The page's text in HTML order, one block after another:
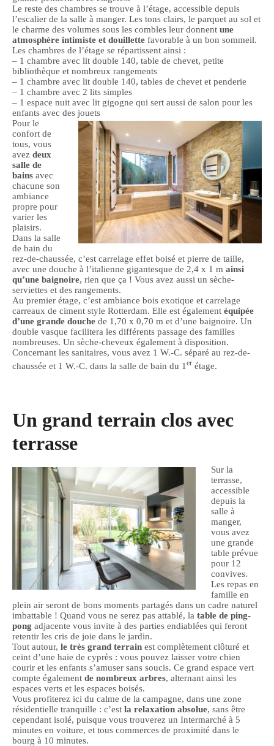
Le reste des chambres se trouve à l’étage, accessible depuis
l’escalier de la salle à manger. Les tons clairs, le parquet au sol et
le charme des volumes sous les combles leur donnent une
atmosphère intimiste et douillette favorable à un bon sommeil.
Les chambres de l’étage se répartissent ainsi :
– 1 chambre avec lit double 140, table de chevet, petite
bibliothèque et nombreux rangements
– 1 chambre avec lit double 140, tables de chevet et penderie
– 1 chambre avec 2 lits simples
– 1 espace nuit avec lit gigogne qui sert aussi de salon pour les
enfants avec des jouets
Pour le
confort de
tous, vous
avez deux
salle de
bains avec
chacune son
ambiance
propre pour
varier les
plaisirs.
Dans la salle
de bain du
rez-de-chaussée, c’est carrelage effet boisé et pierre de taille,
avec une douche à l’italienne gigantesque de 2,4 x 1 m ainsi
qu’une baignoire, rien que ça ! Vous avez aussi un sèche-
serviettes et des rangements.
Au premier étage, c’est ambiance bois exotique et carrelage
carreaux de ciment style Rotterdam. Elle est également équipée
d’une grande douche de 1,70 x 0,70 m et d’une baignoire. Un
double vasque facilitera les différents passage des familles
nombreuses. Un sèche-cheveux également à disposition.
Concernant les sanitaires, vous avez 1 W.-C. séparé au rez-de-
chaussée et 1 W.-C. dans la salle de bain du 1 er étage.
Un grand terrain clos avec
terrasse
Sur la
terrasse,
accessible
depuis la
salle à
manger,
vous avez
une grande
table prévue
pour 12
convives.
Les repas en
famille en
plein air seront de bons moments partagés dans un cadre naturel
imbattable ! Quand vous ne serez pas attablé, la table de ping-
pong adjacente vous invite à des parties endiablées qui feront
retentir les cris de joie dans le jardin.
Tout autour, le très grand terrain est complètement clôturé et
ceint d’une haie de cyprès : vous pouvez laisser votre chien
courir et les enfants s’amuser sans soucis. Ce grand espace vert
compte également de nombreux arbres, alternant ainsi les
espaces verts et les espaces boisés.
Vous profiterez ici du calme de la campagne, dans une zone
résidentielle tranquille : c’est la relaxation absolue, sans être
cependant isolé, puisque vous trouverez un Intermarché à 5
minutes en voiture, et tous commerces de proximité dans le
bourg à 10 minutes.